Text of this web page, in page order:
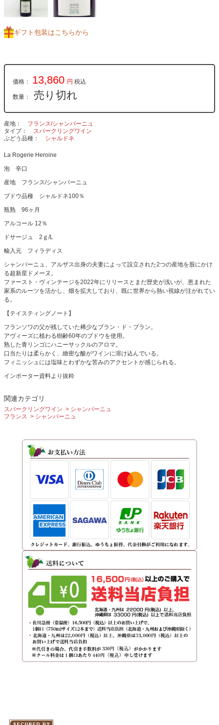
ギフト包装はこちらから
価格： 13,860 円 税込
数量： 売り切れ
産地
フランス/シャンパーニュ
タイプ
スパークリングワイン
ぶどう品種
シャルドネ
La Rogerie Heroine
泡 辛口
産地 フランス/シャンパーニュ
ブドウ品種 シャルドネ100％
瓶熟 96ヶ月
アルコール 12％
ドサージュ 2ｇ/L
輸入元 フィラディス
シャンパーニュ、アルザス出身の夫妻によって設立された2つの産地を股にかけ
る超新星ドメーヌ。
ファースト・ヴィンテージを2022年にリリースとまだ歴史が浅いが、恵まれた
家系のルーツを活かし、畑を拡大しており、既に世界から熱い視線が注がれてい
る。
【テイスティングノート】
フランソワの父が残していた稀少なブラン・ド・ブラン。
アヴィーズに植わる樹齢60年のブドウを使用。
熟した青リンゴにハニーサックルのアロマ。
口当たりは柔らかく、緻密な酸がワインに溶け込んでいる。
フィニッシュには塩味とわずかな苦みのアクセントが感じられる。
インポーター資料より抜粋
関連カテゴリ
スパークリングワイン
シャンパーニュ
フランス
シャンパーニュ